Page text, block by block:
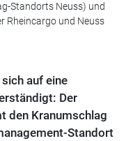
Standorts Neuss) und
Rheincargo und Neuss
auf eine
Der
den Kranumschlag
Standort